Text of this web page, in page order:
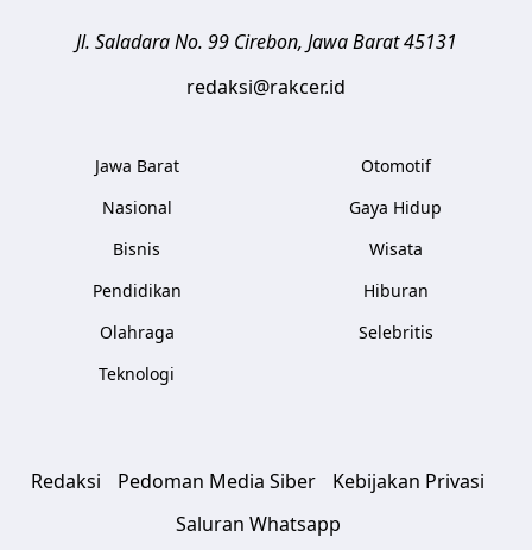
Jl. Saladara No. 99 Cirebon, Jawa Barat 45131
redaksi@rakcer.id
Jawa Barat
Nasional
Bisnis
Pendidikan
Olahraga
Teknologi
Otomotif
Gaya Hidup
Wisata
Hiburan
Selebritis
Redaksi Pedoman Media Siber
Kebijakan Privasi
Saluran Whatsapp